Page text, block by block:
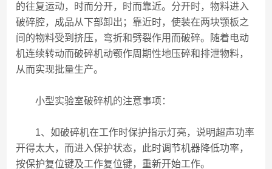
的往复运动，时而分开，时而靠近。分开时，物料进入
破碎腔，成品从下部卸出；靠近时，使装在两块颚板之
间的物料受到挤压，弯折和劈裂作用而破碎。随着电动
机连续转动而破碎机动颚作周期性地压碎和排泄物料，
从而实现批量生产。
小型实验室破碎机的注意事项：
1、如破碎机在工作时保护指示灯亮，说明超声功率
开得太大，而进入保护状态，此时调节机器降低功率，
按保护复位键及工作复位键，重新开始工作。